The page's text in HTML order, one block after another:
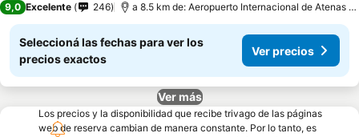
9,0 Excelente 246 a 8.5 km de: Aeropuerto Internacional de Atenas - Eleftherios Venizelos
Seleccioná las fechas para ver los
precios exactos
Ver precios
Ver más
Los precios y la disponibilidad que recibe trivago de las páginas
web de reserva cambian de manera constante. Por lo tanto, es